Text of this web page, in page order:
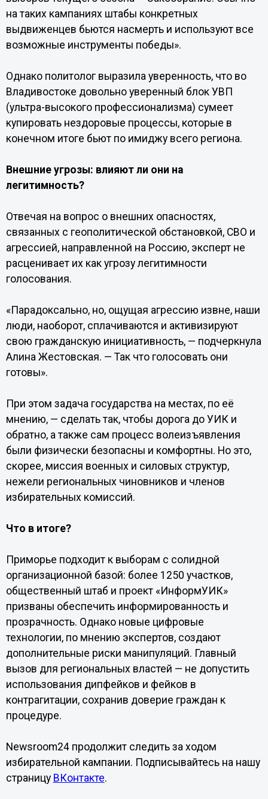
на таких кампаниях штабы конкретных
выдвиженцев бьются насмерть и используют все
возможные инструменты победы».
Однако политолог выразила уверенность, что во
Владивостоке довольно уверенный блок УВП
(ультра-высокого профессионализма) сумеет
купировать нездоровые процессы, которые в
конечном итоге бьют по имиджу всего региона.
Внешние угрозы: влияют ли они на
легитимность?
Отвечая на вопрос о внешних опасностях,
связанных с геополитической обстановкой, СВО и
агрессией, направленной на Россию, эксперт не
расценивает их как угрозу легитимности
голосования.
«Парадоксально, но, ощущая агрессию извне, наши
люди, наоборот, сплачиваются и активизируют
свою гражданскую инициативность, — подчеркнула
Алина Жестовская. — Так что голосовать они
готовы».
При этом задача государства на местах, по её
мнению, — сделать так, чтобы дорога до УИК и
обратно, а также сам процесс волеизъявления
были физически безопасны и комфортны. Но это,
скорее, миссия военных и силовых структур,
нежели региональных чиновников и членов
избирательных комиссий.
Что в итоге?
Приморье подходит к выборам с солидной
организационной базой: более 1250 участков,
общественный штаб и проект «ИнформУИК»
призваны обеспечить информированность и
прозрачность. Однако новые цифровые
технологии, по мнению экспертов, создают
дополнительные риски манипуляций. Главный
вызов для региональных властей — не допустить
использования дипфейков и фейков в
контрагитации, сохранив доверие граждан к
процедуре.
Newsroom24 продолжит следить за ходом
избирательной кампании. Подписывайтесь на нашу
страницу ВКонтакте.